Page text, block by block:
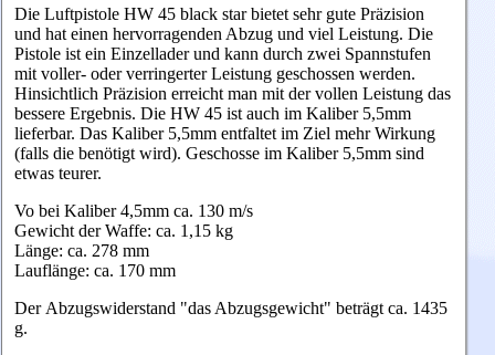
Die Luftpistole HW 45 black star bietet sehr gute Präzision
und hat einen hervorragenden Abzug und viel Leistung. Die
Pistole ist ein Einzellader und kann durch zwei Spannstufen
mit voller- oder verringerter Leistung geschossen werden.
Hinsichtlich Präzision erreicht man mit der vollen Leistung das
bessere Ergebnis. Die HW 45 ist auch im Kaliber 5,5mm
lieferbar. Das Kaliber 5,5mm entfaltet im Ziel mehr Wirkung
(falls die benötigt wird). Geschosse im Kaliber 5,5mm sind
etwas teurer.
Vo bei Kaliber 4,5mm ca. 130 m/s
Gewicht der Waffe: ca. 1,15 kg
Länge: ca. 278 mm
Lauflänge: ca. 170 mm
Der Abzugswiderstand "das Abzugsgewicht" beträgt ca. 1435
g.